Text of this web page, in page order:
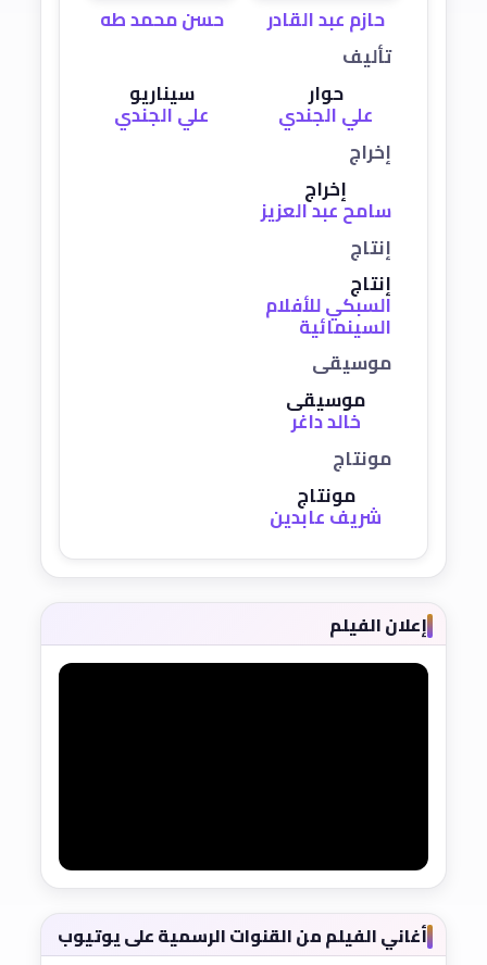
حازم عبد القادر
حسن محمد طه
تأليف
حوار
علي الجندي
سيناريو
علي الجندي
إخراج
إخراج
سامح عبد العزيز
إنتاج
إنتاج
السبكي للأفلام
السينمائية
موسيقى
موسيقى
خالد داغر
مونتاج
مونتاج
شريف عابدين
إعلان الفيلم
أغاني الفيلم من القنوات الرسمية على يوتيوب